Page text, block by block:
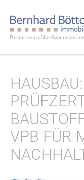
HAUSBAU:
VPB FÜR